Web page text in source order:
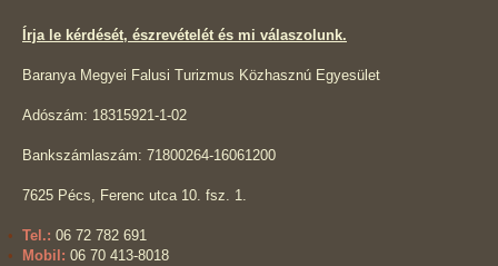
Írja le kérdését, észrevételét és mi válaszolunk.
Baranya Megyei Falusi Turizmus Közhasznú Egyesület
Adószám: 18315921-1-02
Bankszámlaszám: 71800264-16061200
7625 Pécs, Ferenc utca 10. fsz. 1.
Tel.: 06 72 782 691
Mobil: 06 70 413-8018